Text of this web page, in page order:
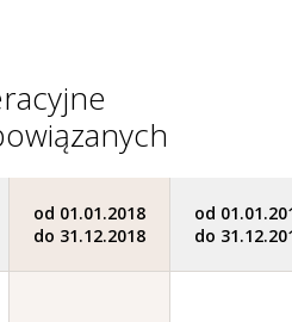
wartość
od 01.01.2018
do 31.12.2018
od
do